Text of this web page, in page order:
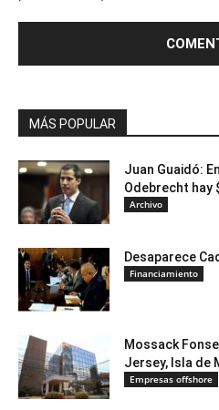
MÁS POPULAR
Juan Guaidó:
Odebrecht hay
Archivo
Desaparece
Financiamiento
Mossack
Jersey, Isla de
Empresas offshore